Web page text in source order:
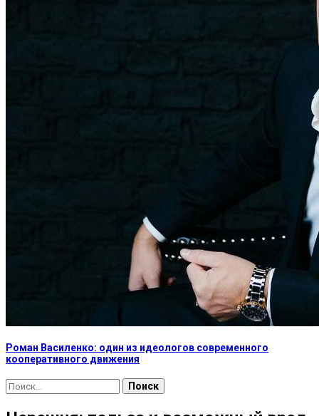
Роман Василенко: один из идеологов современного
кооперативного движения
Найти: